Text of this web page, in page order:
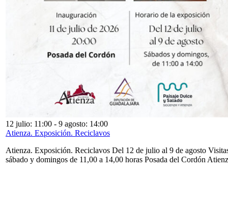
12 julio: 11:00 - 9 agosto: 14:00
Atienza. Exposición. Reciclavos
Atienza. Exposición. Reciclavos Del 12 de julio al 9 de agosto
sábado y domingos de 11,00 a 14,00 horas Posada del Cordón